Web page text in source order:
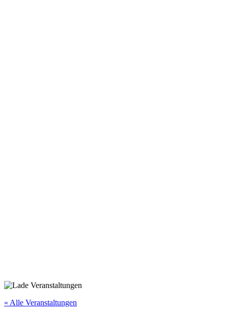
« Alle Veranstaltungen